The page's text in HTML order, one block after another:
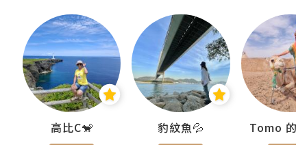
高比C🐒 豹紋魚💦